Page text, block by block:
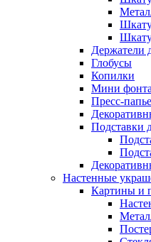
Держатели
Глобусы
Копилки
Мини
Пресс-папье
Подставки
Настенные
Картины и